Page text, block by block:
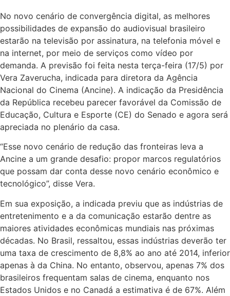
No novo cenário de convergência digital, as melhores
possibilidades de expansão do audiovisual brasileiro
estarão na televisão por assinatura, na telefonia móvel e
na internet, por meio de serviços como vídeo por
demanda. A previsão foi feita nesta terça-feira (17/5) por
Vera Zaverucha, indicada para diretora da Agência
Nacional do Cinema (Ancine). A indicação da Presidência
da República recebeu parecer favorável da Comissão de
Educação, Cultura e Esporte (CE) do Senado e agora será
apreciada no plenário da casa.
“Esse novo cenário de redução das fronteiras leva a
Ancine a um grande desafio: propor marcos regulatórios
que possam dar conta desse novo cenário econômico e
tecnológico”, disse Vera.
Em sua exposição, a indicada previu que as indústrias de
entretenimento e a da comunicação estarão dentre as
maiores atividades econômicas mundiais nas próximas
décadas. No Brasil, ressaltou, essas indústrias deverão ter
uma taxa de crescimento de 8,8% ao ano até 2014, inferior
apenas à da China. No entanto, observou, apenas 7% dos
brasileiros frequentam salas de cinema, enquanto nos
Estados Unidos e no Canadá a estimativa é de 67%. Além